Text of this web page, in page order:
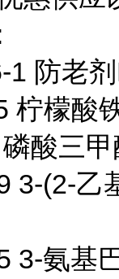
1 防老
柠檬酸
酸三甲
3-(2-乙
3-氨基